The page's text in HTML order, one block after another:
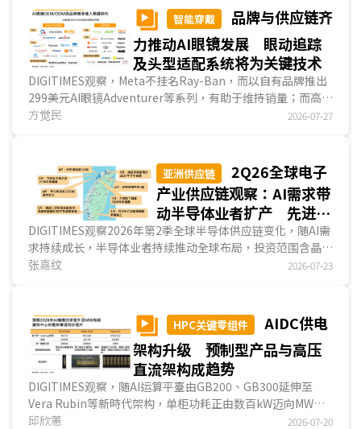
运算、储存服務器。品牌商出货则衰退5.6%，除较大型云端
业者受到更多供给限制外，一般企业对服務器涨价亦较难接
受，因而造成出货不如预期。进入2026年第3季，全球服務器
出货量预估将首度突破500万臺大关，较前季季增2.8%，成
长动能虽延续，但因缺料问题压抑，增速将较前季放缓...
智能穿戴
品牌与供应链齐
力推动AI眼镜发展 眼动追踪
及头型适配系统将为关键技术
DIGITIMES观察，Meta不挂名Ray-Ban，而以自有品牌推出
299美元AI眼镜Adventurer等系列，有助于维持销量；而高通
(Qualcomm)、应材(Applied Materials)等供应链业...
方觉民 2026-07-27
亚洲供应链
2Q26全球电子
产业供应链观察：AI需求带
动半导体业者扩产 先进封
装、存儲器与上游材料设备
皆同步布局
DIGITIMES观察2026年第2季全球半导体供应链变化，随AI需
求持续成长，半导体业者持续推动全球布局，投资范围含晶圆
代工、存儲器、先进封装等领域，反映半导体上下游业者为因
张嘉纹 2026-07-23
HPC关键零组件
AIDC供电
架构升级 预制型产品与高压
直流架构成趋势
DIGITIMES观察，随AI运算平臺由GB200、GB300延伸至
Vera Rubin等新時代架构，单柜功耗正由数百kW迈向MW
级。传统數據中心以低压交流或48V为主的配电方式，将面临
邱欣蕙 2026-07-20